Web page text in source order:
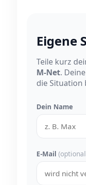
Eigene
Teile kurz
M-Net.
die Situation
Dein Name
E-Mail